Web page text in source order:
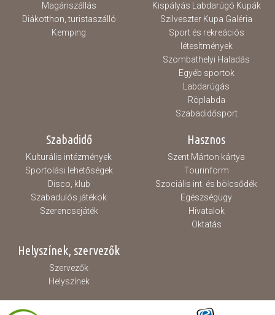
Magánszállás
Diákotthon, turistaszálló
Kemping
Kispályás Labdarúgó Kupák
Szilveszter Kupa Galéria
Sport és rekreációs
létesítmények
Szombathelyi Haladás
Egyéb sportok
Labdarúgás
Röplabda
Szabadidősport
Szabadidő
Kulturális intézmények
Sportolási lehetőségek
Disco, klub
Szabadulós játékok
Szerencsejáték
Hasznos
Szent Márton kártya
Tourinform
Szociális int. és bölcsődék
Egészségügy
Hivatalok
Oktatás
Helyszínek, szervezők
Szervezők
Helyszínek